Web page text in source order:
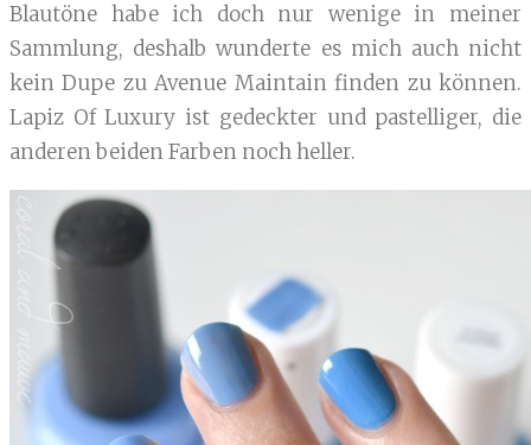
Blautöne habe ich doch nur wenige in meiner
Sammlung, deshalb wunderte es mich auch nicht
kein Dupe zu Avenue Maintain finden zu können.
Lapiz Of Luxury ist gedeckter und pastelliger, die
anderen beiden Farben noch heller.